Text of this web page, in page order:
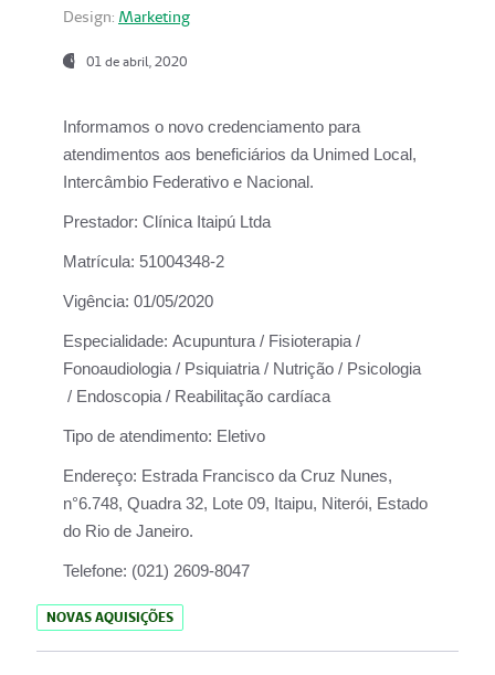
Design: Marketing
01 de abril, 2020
Informamos o novo credenciamento para
atendimentos aos beneficiários da Unimed Local,
Intercâmbio Federativo e Nacional.
Prestador: Clínica Itaipú Ltda
Matrícula: 51004348-2
Vigência: 01/05/2020
Especialidade: Acupuntura / Fisioterapia /
Fonoaudiologia / Psiquiatria / Nutrição / Psicologia
/ Endoscopia / Reabilitação cardíaca
Tipo de atendimento: Eletivo
Endereço: Estrada Francisco da Cruz Nunes,
n°6.748, Quadra 32, Lote 09, Itaipu, Niterói, Estado
do Rio de Janeiro.
Telefone: (021) 2609-8047
NOVAS AQUISIÇÕES